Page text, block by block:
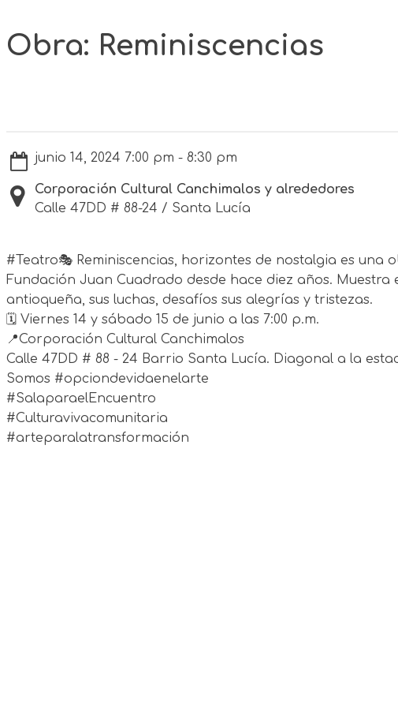
Obra: Reminiscencias
junio 14, 2024 7:00 pm - 8:30 pm
Corporación Cultural Canchimalos y alrededores
Calle 47DD # 88-24 / Santa Lucía
#Teatro🎭 Reminiscencias, horizontes de nostalgia es
Fundación Juan Cuadrado desde hace diez años.
antioqueña, sus luchas, desafíos sus alegrías y tristezas.
🗓️ Viernes 14 y sábado 15 de junio a las 7:00 p.m.
📍Corporación Cultural Canchimalos
Calle 47DD # 88 - 24 Barrio Santa Lucía. Diagonal a la
Somos #opciondevidaenelarte
#SalaparaelEncuentro
#Culturavivacomunitaria
#arteparalatransformación